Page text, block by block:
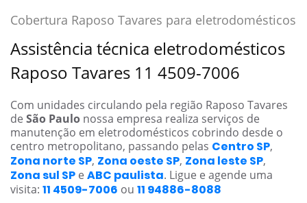
Cobertura Raposo Tavares para eletrodomésticos
Assistência técnica eletrodomésticos
Raposo Tavares 11 4509-7006
Com unidades circulando pela região Raposo Tavares
de São Paulo nossa empresa realiza serviços de
manutenção em eletrodomésticos cobrindo desde o
centro metropolitano, passando pelas Centro SP,
Zona norte SP, Zona oeste SP, Zona leste SP,
Zona sul SP e ABC paulista. Ligue e agende uma
visita: 11 4509-7006 ou 11 94886-8088